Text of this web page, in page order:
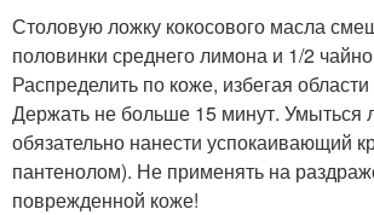
Столовую ложку кокосового масла
половинки среднего лимона и 1/2
Распределить по коже, избегая области
Держать не больше 15 минут. Умыться
обязательно нанести успокаивающий
пантенолом). Не применять на
поврежденной коже!